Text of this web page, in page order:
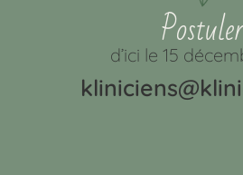
Postuler
d’ici le 15